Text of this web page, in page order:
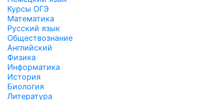
Курсы ОГЭ
Математика
Русский язык
Обществознание
Английский
Физика
Информатика
История
Биология
Литература